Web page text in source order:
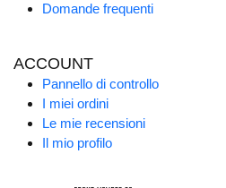
Domande frequenti
ACCOUNT
Pannello di controllo
I miei ordini
Le mie recensioni
Il mio profilo